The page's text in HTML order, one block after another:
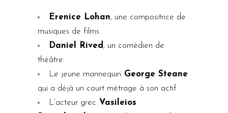
Erenice Lohan, une compositrice de
musiques de films.
Daniel Rived , un comédien de
théâtre.
Le jeune mannequin George Steane
qui a déjà un court métrage à son actif.
L’acteur grec Vasileios